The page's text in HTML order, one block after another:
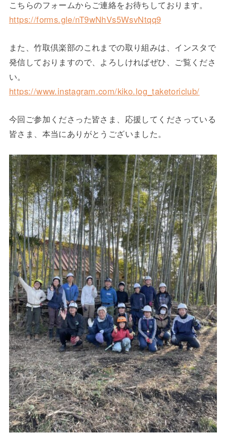
こちらのフォームからご連絡をお待ちしております。
https://forms.gle/nT9wNhVs5WsvNtqq9
また、竹取倶楽部のこれまでの取り組みは、インスタで
発信しておりますので、よろしければぜひ、ご覧くださ
い。
https://www.instagram.com/kiko.log_taketoriclub/
今回ご参加くださった皆さま、応援してくださっている
皆さま、本当にありがとうございました。